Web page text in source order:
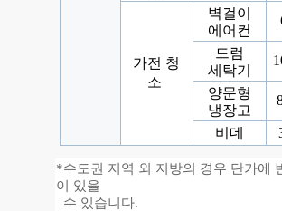
가전 청
소
벽걸이
에어컨
드럼
세탁기
양문형
냉장고
비데
*수도권 지역 외 지방의 경우 단가에
이 있을
수 있습니다.